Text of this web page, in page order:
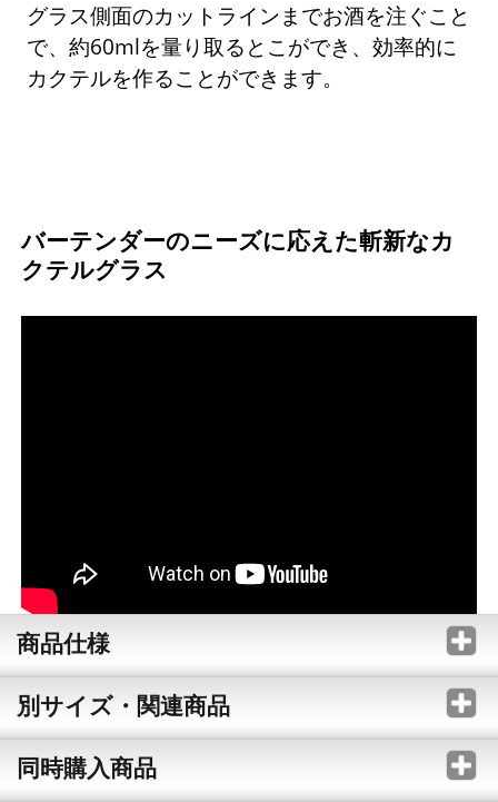
グラス側面のカットラインまでお酒を注ぐこと
で、約60mlを量り取るとこができ、効率的に
カクテルを作ることができます。
バーテンダーのニーズに応えた斬新なカ
クテルグラス
商品仕様
別サイズ・関連商品
同時購入商品